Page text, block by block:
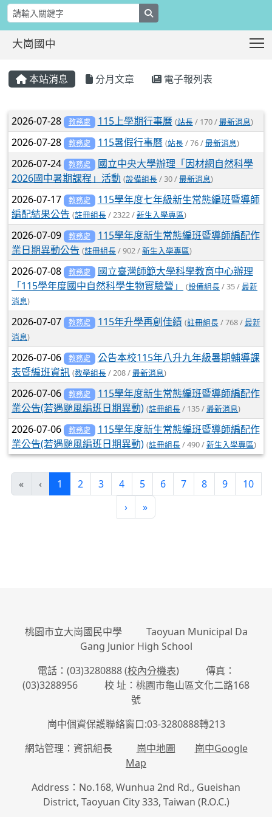
大崗國中
本站消息 分月文章 電子報列表
文章列表
2026-07-28 教務處 115上學期行事曆 (站長/ 170 /最新消息)
2026-07-28 教務處 115暑假行事曆 (站長/ 76 /最新消息)
2026-07-24 教務處
國立中央大學辦理「因材網自然科學
2026國中暑期課程」活動 (設備組長/ 30 /最新消息)
2026-07-17 教務處
115學年度七年級新生常態編班暨導師
編配結果公告 (註冊組長/ 2322 /新生入學專區)
2026-07-09 教務處
115學年度新生常態編班暨導師編配作
業日期異動公告 (註冊組長/ 902 /新生入學專區)
2026-07-08 教務處
國立臺灣師範大學科學教育中心辦理
「115學年度國中自然科學生物實驗營」
(設備組長/ 35 /最新
消息)
2026-07-07 教務處 115年升學再創佳績 (註冊組長/ 768 /最新
消息)
2026-07-06 教務處
公告本校115年八升九年級暑期輔導課
表暨編班資訊 (教學組長/ 208 /最新消息)
2026-07-06 教務處
115學年度新生常態編班暨導師編配作
業公告(若遇颱風編班日期異動) (註冊組長/ 135 /最新消息)
2026-07-06 教務處
115學年度新生常態編班暨導師編配作
業公告(若遇颱風編班日期異動) (註冊組長/ 490 /新生入學專區)
« ‹ 1 (current)
2 3 4 5 6 7 8 9
10
›
»
桃園市立大崗國民中學 Taoyuan Municipal Da
Gang Junior High School
電話：(03)3280888 (校內分機表) 傳真：
(03)3288956 校 址：桃園市龜山區文化二路168
號
崗中個資保護聯絡窗口:03-3280888轉213
網站管理：資訊組長 崗中地圖
崗中Google
Map
Address：No.168, Wunhua 2nd Rd., Gueishan
District, Taoyuan City 333, Taiwan (R.O.C.)